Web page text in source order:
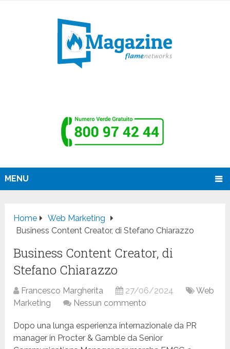
MENU
Home
Web Marketing
Business Content Creator, di Stefano Chiarazzo
Business Content Creator, di
Stefano Chiarazzo
Francesco Margherita 27/06/2024
Web
Marketing
Nessun commento
Dopo una lunga esperienza internazionale da PR
manager in Procter & Gamble da Senior